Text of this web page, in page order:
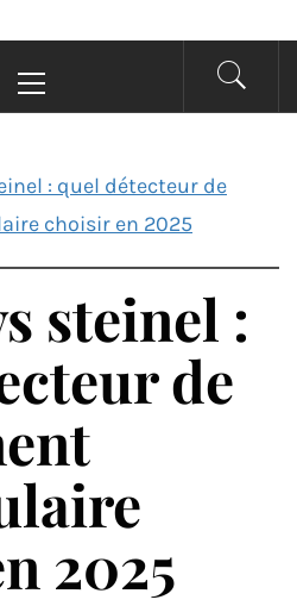
–
principal
: quel détecteur de
choisir en 2025
steinel :
de
2025